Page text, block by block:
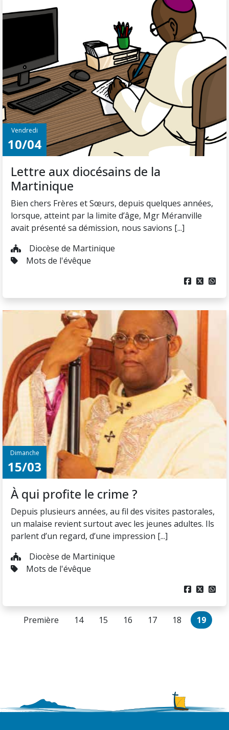
Vendredi
10/04
Lettre aux diocésains de la
Martinique
Bien chers Frères et Sœurs, depuis quelques années,
lorsque, atteint par la limite d’âge, Mgr Méranville
avait présenté sa démission, nous savions [...]
Diocèse de Martinique
Mots de l'évêque
  
Dimanche
15/03
À qui profite le crime ?
Depuis plusieurs années, au fil des visites pastorales,
un malaise revient surtout avec les jeunes adultes. Ils
parlent d’un regard, d’une impression [...]
Diocèse de Martinique
Mots de l'évêque
  
Première 14 15 16 17 18 19